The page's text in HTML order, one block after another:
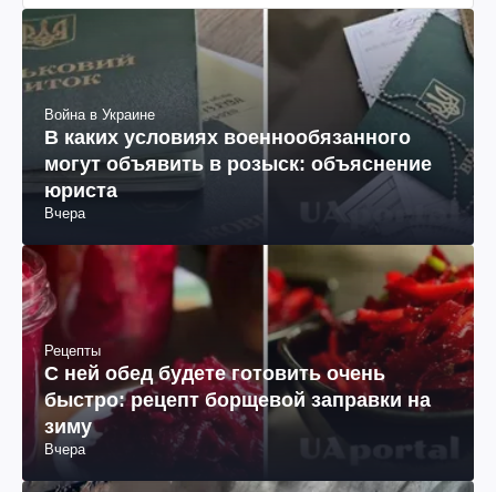
Война в Украине
В каких условиях военнообязанного
могут объявить в розыск: объяснение
юриста
Вчера
Рецепты
С ней обед будете готовить очень
быстро: рецепт борщевой заправки на
зиму
Вчера